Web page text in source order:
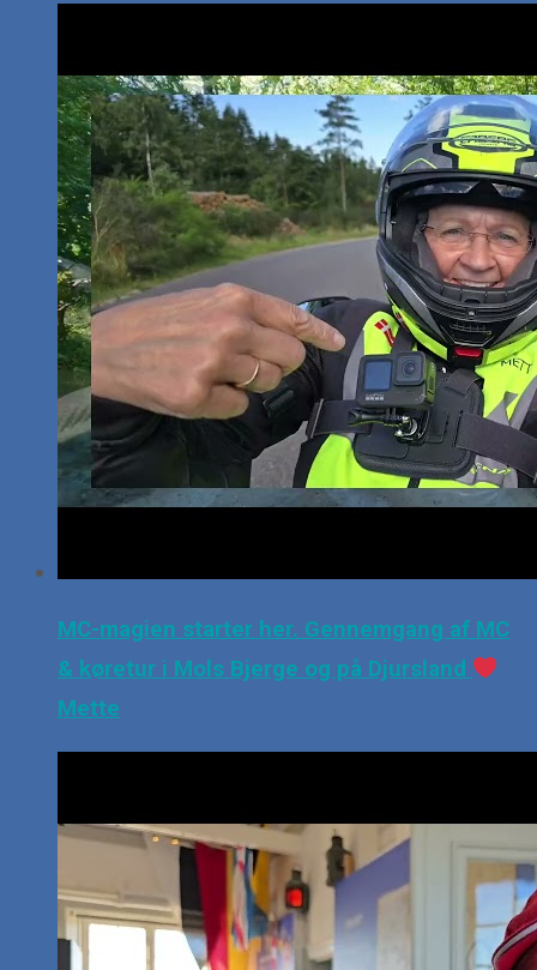
MC-magien starter her. Gennemgang af MC
& køretur i Mols Bjerge og på Djursland
Mette